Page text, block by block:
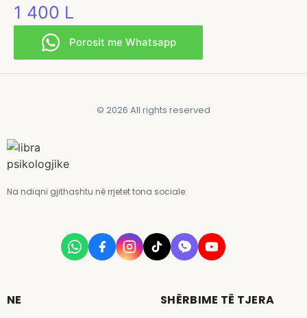
1 400 L
Porosit me Whatsapp
© 2026 All rights reserved
Na ndiqni gjithashtu në rrjetet tona sociale:
NE SHËRBIME TË TJERA